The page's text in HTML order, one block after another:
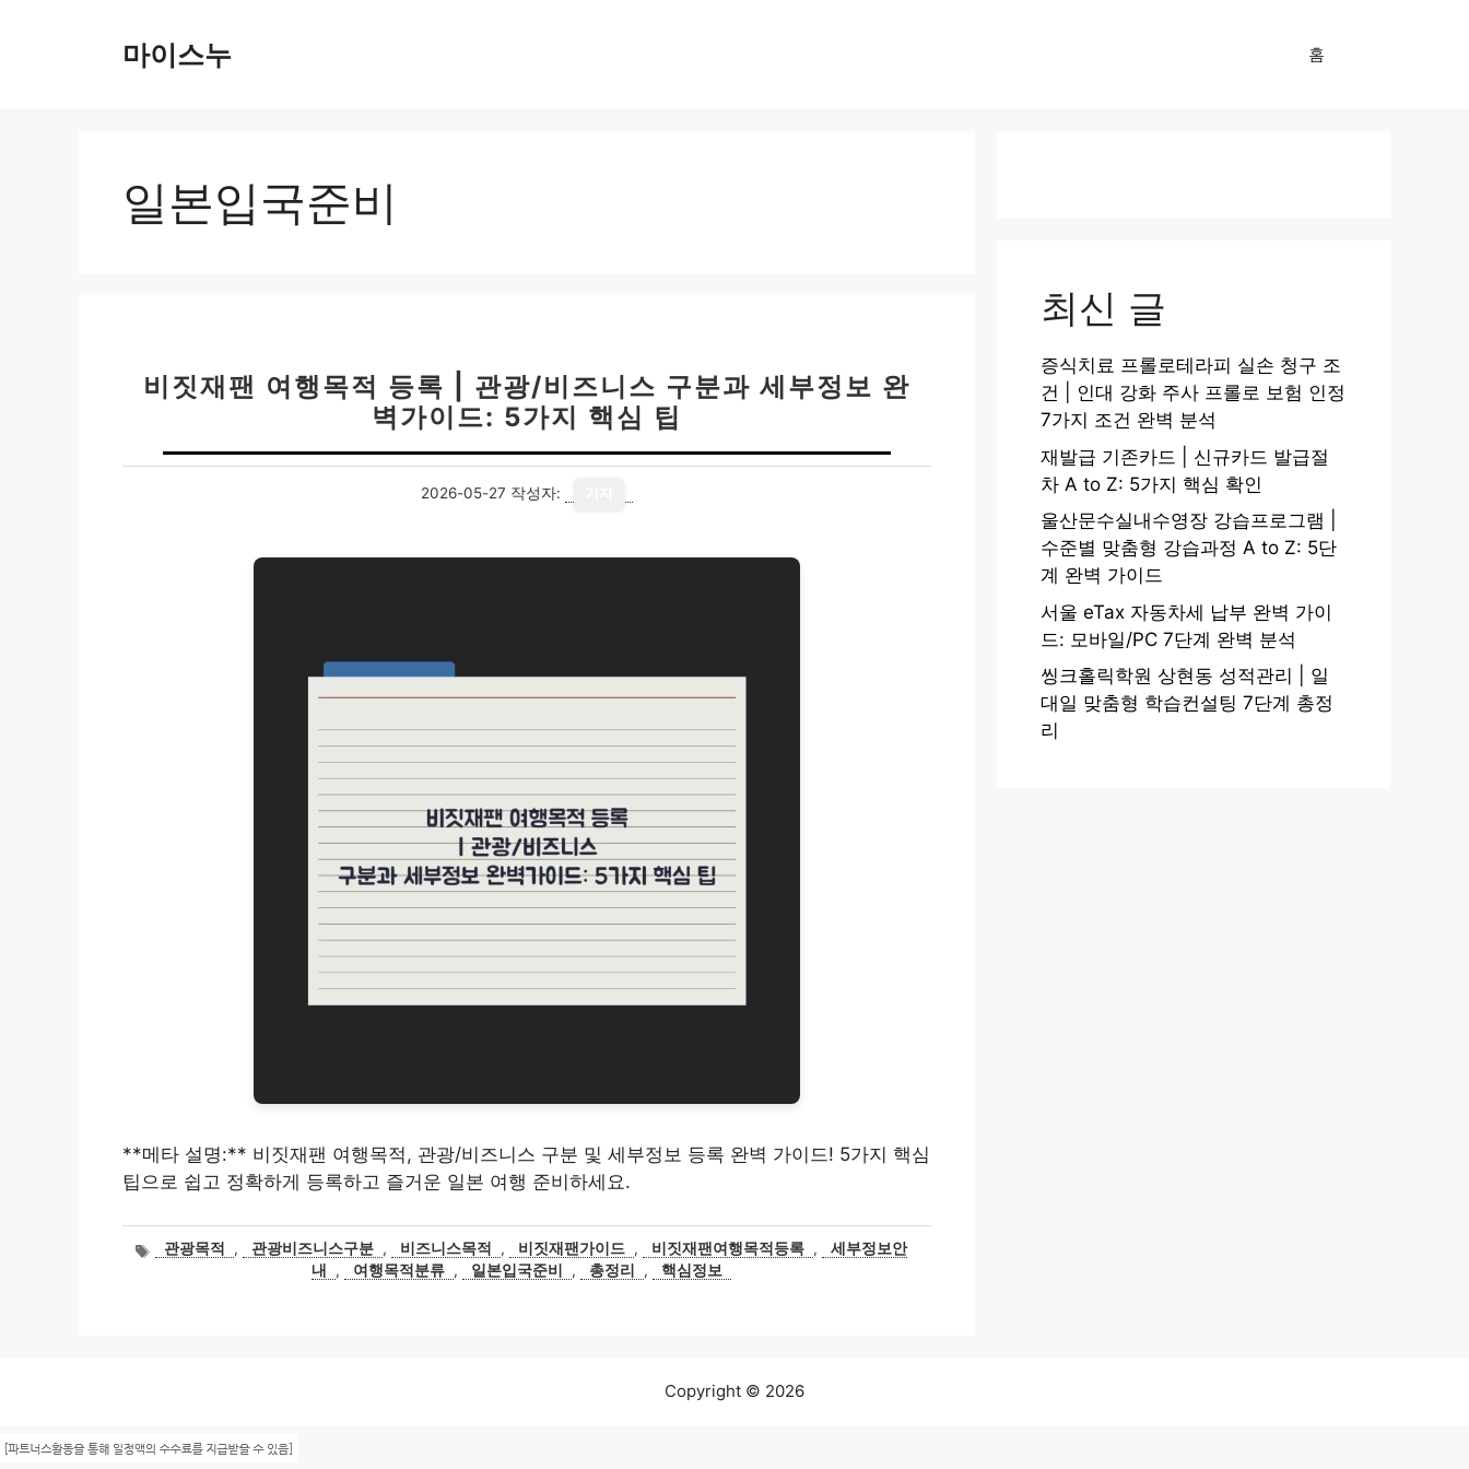
마이스누 홈
일본입국준비
비짓재팬 여행목적 등록 | 관광/비즈니스 구분과 세부정보 완
벽가이드: 5가지 핵심 팁
2026-05-27 작성자:
**메타 설명:** 비짓재팬 여행목적, 관광/비즈니스 구분 및 세부정보 등록 완벽 가이드! 5가지 핵심
팁으로 쉽고 정확하게 등록하고 즐거운 일본 여행 준비하세요.
태관광목적 , 관광비즈니스구분 , 비즈니스목적 , 비짓재팬가이드 , 비짓재팬여행목적등록 ,
세부정보안
내
, 여행목적분류 , 일본입국준비 , 총정리 , 핵심정보
최신 글
증식치료 프롤로테라피 실손 청구 조
건 | 인대 강화 주사 프롤로 보험 인정
7가지 조건 완벽 분석
재발급 기존카드 | 신규카드 발급절
차 A to Z: 5가지 핵심 확인
울산문수실내수영장 강습프로그램 |
수준별 맞춤형 강습과정 A to Z: 5단
계 완벽 가이드
서울 eTax 자동차세 납부 완벽 가이
드: 모바일/PC 7단계 완벽 분석
씽크홀릭학원 상현동 성적관리 | 일
대일 맞춤형 학습컨설팅 7단계 총정
리
Copyright © 2026